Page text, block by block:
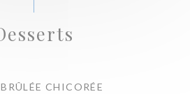
CHICORÉE